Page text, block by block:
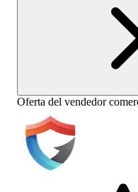
Oferta del vendedor